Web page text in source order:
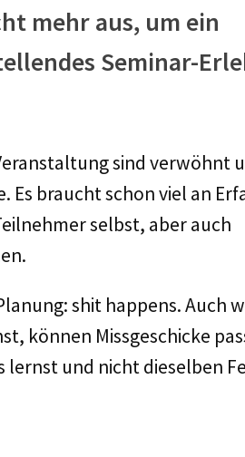
mehr aus, um ein
Seminar-
sind verwöhnt
Es braucht schon viel an
selbst, aber auch
shit happens. Auch
können Missgeschicke
lernst und nicht dieselben